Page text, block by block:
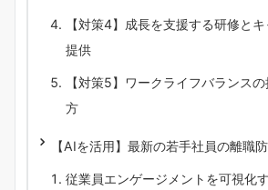
【対策4】成長を支援する研修と
提供
【対策5】ワークライフバランス
方
【AIを活用】最新の若手社員の離職
従業員エンゲージメントを可視化